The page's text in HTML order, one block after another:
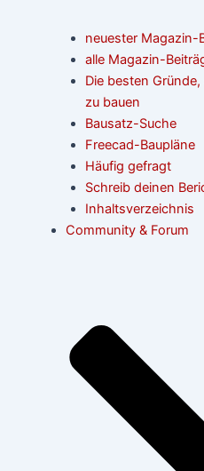
neuester Magazin-
alle Magazin-
Die besten
zu bauen
Bausatz-Suche
Freecad-Baupläne
Häufig gefragt
Schreib deinen
Inhaltsverzeichnis
Community & Forum